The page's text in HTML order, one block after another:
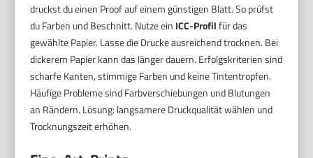
druckst du einen Proof auf einem günstigen Blatt. So prüfst
du Farben und Beschnitt. Nutze ein ICC-Profilfür das
gewählte Papier. Lasse die Drucke ausreichend trocknen. Bei
dickerem Papier kann das länger dauern. Erfolgskriterien sind
scharfe Kanten, stimmige Farben und keine Tintentropfen.
Häufige Probleme sind Farbverschiebungen und Blutungen
an Rändern. Lösung: langsamere Druckqualität wählen und
Trocknungszeit erhöhen.